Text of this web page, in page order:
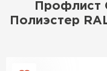
Профлист
Полиэстер
Перейти в каталог